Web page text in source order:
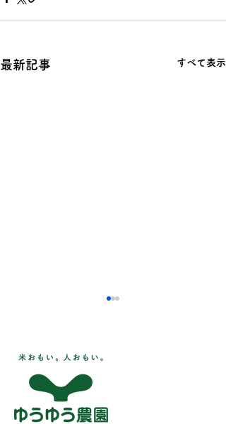
最新記事 すべて表示
ゆうゆう農園の冷やし焼